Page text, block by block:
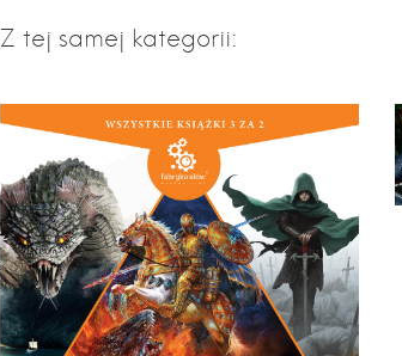
Z tej samej kategorii: